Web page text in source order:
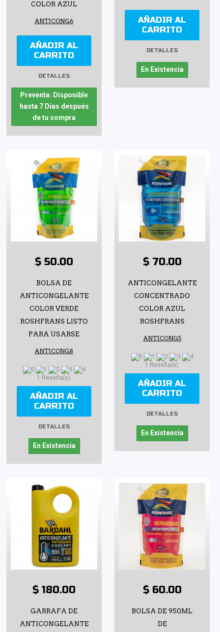
COLOR AZUL
ANTICONG6
AÑADIR AL
CARRITO
DETALLES
Preventa: Disponible
hasta 7 Días después
de tu compra
AÑADIR AL
CARRITO
DETALLES
En Existencia
$ 50.00
BOLSA DE
ANTICONGELANTE
COLOR VERDE
ROSHFRANS LISTO
PARA USARSE
ANTICONG8
1 Reseña(s)
AÑADIR AL
CARRITO
DETALLES
En Existencia
$ 70.00
ANTICONGELANTE
CONCENTRADO
COLOR AZUL
ROSHFRANS
ANTICONG5
1 Reseña(s)
AÑADIR AL
CARRITO
DETALLES
En Existencia
$ 180.00
GARRAFA DE
ANTICONGELANTE
$ 60.00
BOLSA DE 950ML
DE